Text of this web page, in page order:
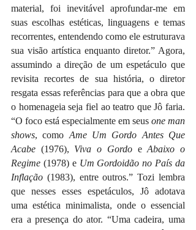
material, foi inevitável aprofundar-me em
suas escolhas estéticas, linguagens e temas
recorrentes, entendendo como ele estruturava
sua visão artística enquanto diretor.” Agora,
assumindo a direção de um espetáculo que
revisita recortes de sua história, o diretor
resgata essas referências para que a obra que
o homenageia seja fiel ao teatro que Jô faria.
“O foco está especialmente em seus one man
shows, como Ame Um Gordo Antes Que
Acabe (1976), Viva o Gordo e Abaixo o
Regime (1978) e Um Gordoidão no País da
Inflação (1983), entre outros.” Tozi lembra
que nesses esses espetáculos, Jô adotava
uma estética minimalista, onde o essencial
era a presença do ator. “Uma cadeira, uma